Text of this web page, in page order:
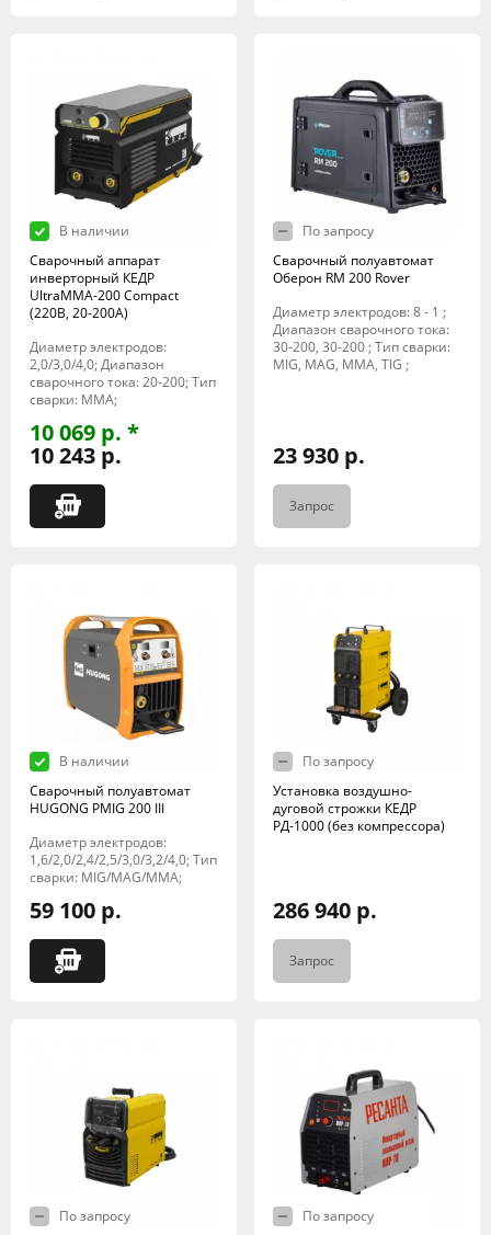
В наличии
Сварочный аппарат
инверторный КЕДР
UltraMMA-200 Compact
(220В, 20-200А)
Диаметр электродов:
2,0/3,0/4,0; Диапазон
сварочного тока: 20-200; Тип
сварки: MMA;
10 069 р. *
10 243 р.
По запросу
Сварочный полуавтомат
Оберон RM 200 Rover
Диаметр электродов: 8 - 1 ;
Диапазон сварочного тока:
30-200, 30-200 ; Тип сварки:
MIG, MAG, MMA, TIG ;
23 930 р.
Запрос
В наличии
Сварочный полуавтомат
HUGONG PMIG 200 III
Диаметр электродов:
1,6/2,0/2,4/2,5/3,0/3,2/4,0; Тип
сварки: MIG/MAG/MMA;
59 100 р.
По запросу
Установка воздушно-
дуговой строжки КЕДР
РД-1000 (без компрессора)
286 940 р.
Запрос
По запросу
По запросу